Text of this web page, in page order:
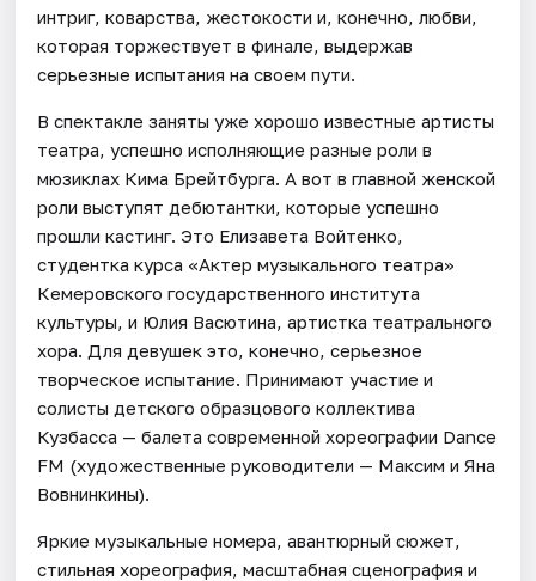
интриг, коварства, жестокости и, конечно, любви,
которая торжествует в финале, выдержав
серьезные испытания на своем пути.
В спектакле заняты уже хорошо известные артисты
театра, успешно исполняющие разные роли в
мюзиклах Кима Брейтбурга. А вот в главной женской
роли выступят дебютантки, которые успешно
прошли кастинг. Это Елизавета Войтенко,
студентка курса «Актер музыкального театра»
Кемеровского государственного института
культуры, и Юлия Васютина, артистка театрального
хора. Для девушек это, конечно, серьезное
творческое испытание. Принимают участие и
солисты детского образцового коллектива
Кузбасса — балета современной хореографии Dance
FM (художественные руководители — Максим и Яна
Вовнинкины).
Яркие музыкальные номера, авантюрный сюжет,
стильная хореография, масштабная сценография и